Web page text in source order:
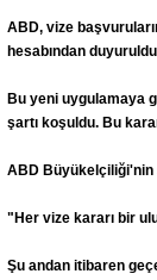
ABD, vize
hesabından
Bu yeni uygulamaya
şartı koşuldu. Bu
ABD Büyükelçiliği'nin
"Her vize kararı bir
Şu andan itibaren